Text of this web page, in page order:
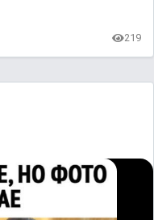
219